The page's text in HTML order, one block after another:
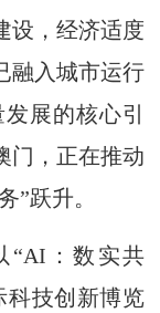
，经济适度
融入城市运行
展的核心引
门，正在推动
”跃升。
：数实共
科技创新博览